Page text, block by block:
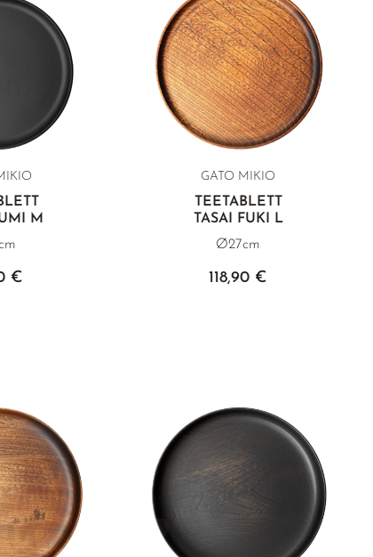
M
€
GATO MIKIO
TEETABLETT
TASAI FUKI L
Ø27cm
118,90 €